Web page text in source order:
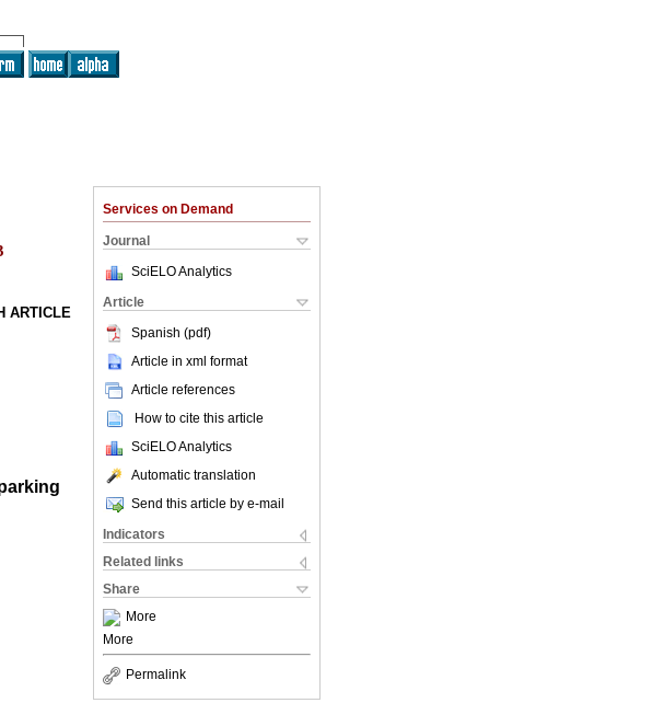
Services on Demand
Journal
SciELO Analytics
Article
Spanish (pdf)
Article in xml format
Article references
How to cite this article
SciELO Analytics
Automatic translation
Send this article by e-mail
Indicators
Related links
Share
More
More
Permalink
ARTICLE